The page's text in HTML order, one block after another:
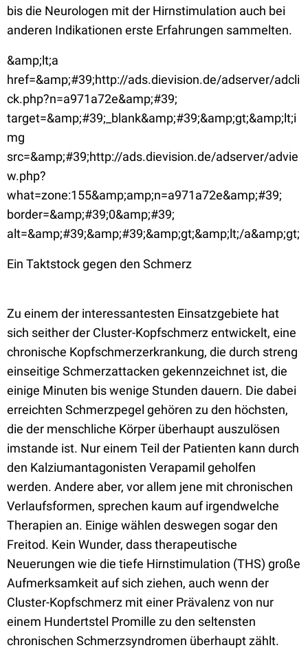
bis die Neurologen mit der Hirnstimulation auch bei
anderen Indikationen erste Erfahrungen sammelten.
&amp;lt;a
href=&amp;#39;http://ads.dievision.de/adserver/adcli
ck.php?n=a971a72e&amp;#39;
target=&amp;#39;_blank&amp;#39;&amp;gt;&amp;lt;i
mg
src=&amp;#39;http://ads.dievision.de/adserver/advie
w.php?
what=zone:155&amp;amp;n=a971a72e&amp;#39;
border=&amp;#39;0&amp;#39;
alt=&amp;#39;&amp;#39;&amp;gt;&amp;lt;/a&amp;gt;
Ein Taktstock gegen den Schmerz
Zu einem der interessantesten Einsatzgebiete hat
sich seither der Cluster-Kopfschmerz entwickelt, eine
chronische Kopfschmerzerkrankung, die durch streng
einseitige Schmerzattacken gekennzeichnet ist, die
einige Minuten bis wenige Stunden dauern. Die dabei
erreichten Schmerzpegel gehören zu den höchsten,
die der menschliche Körper überhaupt auszulösen
imstande ist. Nur einem Teil der Patienten kann durch
den Kalziumantagonisten Verapamil geholfen
werden. Andere aber, vor allem jene mit chronischen
Verlaufsformen, sprechen kaum auf irgendwelche
Therapien an. Einige wählen deswegen sogar den
Freitod. Kein Wunder, dass therapeutische
Neuerungen wie die tiefe Hirnstimulation (THS) große
Aufmerksamkeit auf sich ziehen, auch wenn der
Cluster-Kopfschmerz mit einer Prävalenz von nur
einem Hundertstel Promille zu den seltensten
chronischen Schmerzsyndromen überhaupt zählt.